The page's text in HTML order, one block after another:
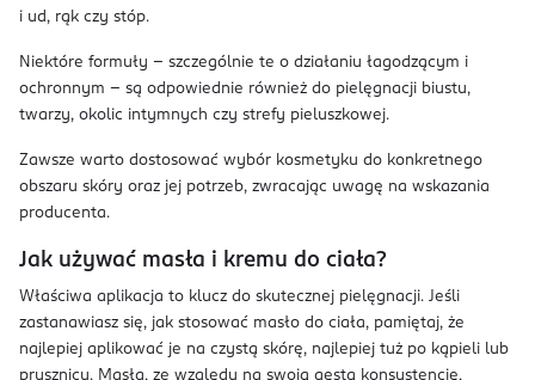
i ud, rąk czy stóp.
Niektóre formuły – szczególnie te o działaniu łagodzącym i
ochronnym – są odpowiednie również do pielęgnacji biustu,
twarzy, okolic intymnych czy strefy pieluszkowej.
Zawsze warto dostosować wybór kosmetyku do konkretnego
obszaru skóry oraz jej potrzeb, zwracając uwagę na wskazania
producenta.
Jak używać masła i kremu do ciała?
Właściwa aplikacja to klucz do skutecznej pielęgnacji. Jeśli
zastanawiasz się, jak stosować masło do ciała, pamiętaj, że
najlepiej aplikować je na czystą skórę, najlepiej tuż po kąpieli lub
prysznicu. Masła, ze względu na swoją gęstą konsystencję,